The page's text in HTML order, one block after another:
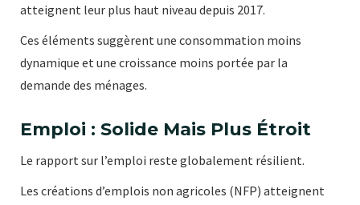
atteignent leur plus haut niveau depuis 2017.
Ces éléments suggèrent une consommation moins
dynamique et une croissance moins portée par la
demande des ménages.
Emploi : Solide Mais Plus Étroit
Le rapport sur l’emploi reste globalement résilient.
Les créations d’emplois non agricoles (NFP) atteignent